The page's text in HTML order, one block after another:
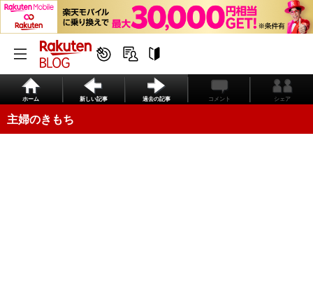
ホーム 新しい記事 過去の記事 コメント シェア
主婦のきもち